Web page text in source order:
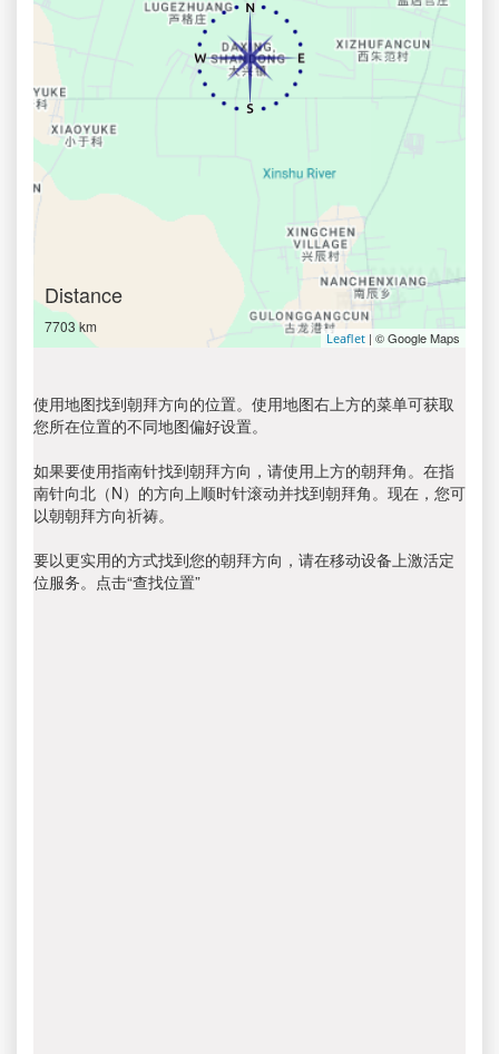
Distance
7703 km
Leaflet | © Google Maps
使用地图找到朝拜方向的位置。使用地图右上方的菜单可获取
您所在位置的不同地图偏好设置。
如果要使用指南针找到朝拜方向，请使用上方的朝拜角。在指
南针向北（N）的方向上顺时针滚动并找到朝拜角。现在，您可
以朝朝拜方向祈祷。
要以更实用的方式找到您的朝拜方向，请在移动设备上激活定
位服务。点击“查找位置”